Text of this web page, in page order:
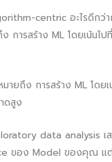
centric อะไรดีกว่
การสร้าง ML โดยเน้นไป
ายถึง การสร้าง ML โดยเ
ดสูง
data analysis เส
ของ Model ของคุณ แ